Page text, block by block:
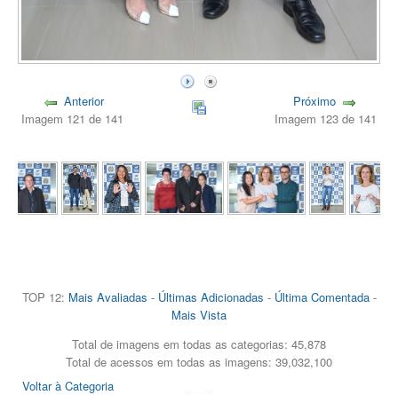
Anterior
Imagem 121 de 141
Próximo
Imagem 123 de 141
TOP 12: Mais Avaliadas - Últimas Adicionadas - Última Comentada-
Mais Vista
Total de imagens em todas as categorias: 45,878
Total de acessos em todas as imagens: 39,032,100
Voltar à Categoria